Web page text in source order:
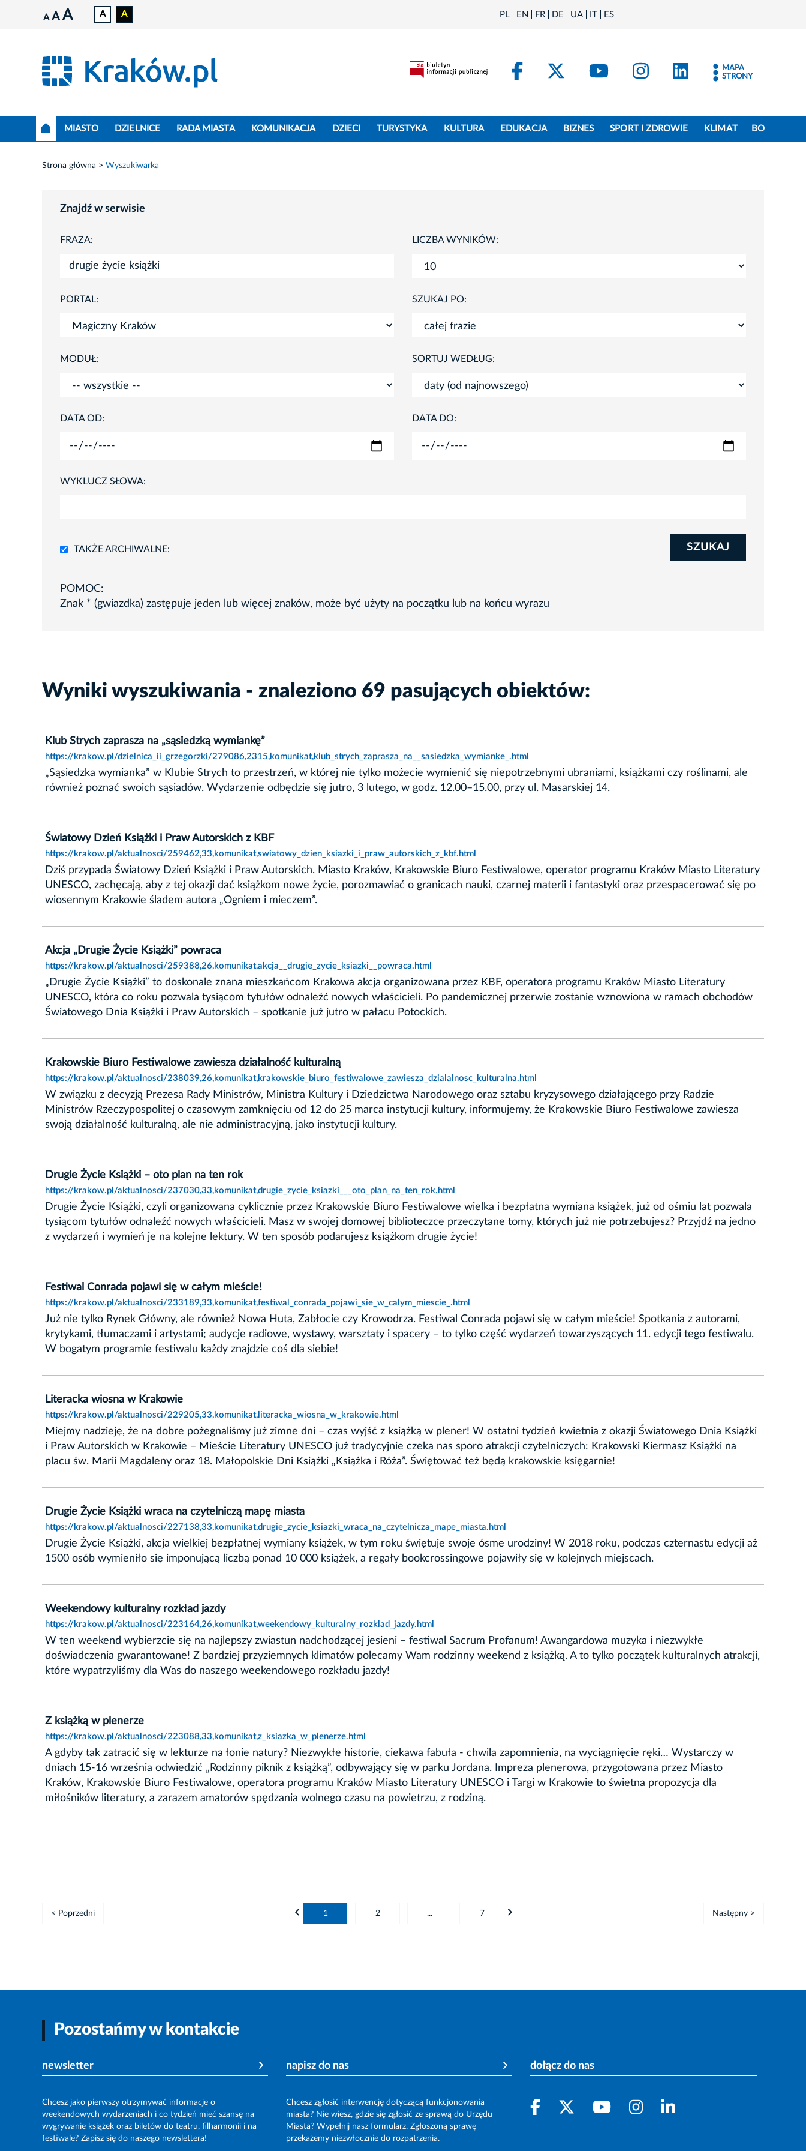
A A A A A PL EN FR DE UA IT ES
FacebookKraków - X
Kraków - YouTube
Kraków - Instagram
Kraków -
MAPA
STRONY
MIASTO DZIELNICE RADA MIASTA KOMUNIKACJA DZIECI TURYSTYKA KULTURA EDUKACJA BIZNES SPORT I ZDROWIE KLIMAT BO
Strona główna Wyszukiwarka
Znajdź w serwisie
FRAZA: LICZBA WYNIKÓW:
PORTAL: SZUKAJ PO:
MODUŁ: SORTUJ WEDŁUG:
DATA OD: DATA DO:
WYKLUCZ SŁOWA:
TAKŻE ARCHIWALNE: SZUKAJ
POMOC:
Znak * (gwiazdka) zastępuje jeden lub więcej znaków, może być użyty na początku lub na końcu wyrazu
Wyniki wyszukiwania - znaleziono 69 pasujących obiektów:
Klub Strych zaprasza na „sąsiedzką wymiankę”
https://krakow.pl/dzielnica_ii_grzegorzki/279086,2315,komunikat,klub_strych_zaprasza_na__sasiedzka_wymianke_.html
„Sąsiedzka wymianka” w Klubie Strych to przestrzeń, w której nie tylko możecie wymienić się niepotrzebnymi ubraniami, książkami czy roślinami, ale
również poznać swoich sąsiadów. Wydarzenie odbędzie się jutro, 3 lutego, w godz. 12.00–15.00, przy ul. Masarskiej 14.
Światowy Dzień Książki i Praw Autorskich z KBF
https://krakow.pl/aktualnosci/259462,33,komunikat,swiatowy_dzien_ksiazki_i_praw_autorskich_z_kbf.html
Dziś przypada Światowy Dzień Książki i Praw Autorskich. Miasto Kraków, Krakowskie Biuro Festiwalowe, operator programu Kraków Miasto Literatury
UNESCO, zachęcają, aby z tej okazji dać książkom nowe życie, porozmawiać o granicach nauki, czarnej materii i fantastyki oraz przespacerować się po
wiosennym Krakowie śladem autora „Ogniem i mieczem”.
Akcja „Drugie Życie Książki” powraca
https://krakow.pl/aktualnosci/259388,26,komunikat,akcja__drugie_zycie_ksiazki__powraca.html
„Drugie Życie Książki” to doskonale znana mieszkańcom Krakowa akcja organizowana przez KBF, operatora programu Kraków Miasto Literatury
UNESCO, która co roku pozwala tysiącom tytułów odnaleźć nowych właścicieli. Po pandemicznej przerwie zostanie wznowiona w ramach obchodów
Światowego Dnia Książki i Praw Autorskich – spotkanie już jutro w pałacu Potockich.
Krakowskie Biuro Festiwalowe zawiesza działalność kulturalną
https://krakow.pl/aktualnosci/238039,26,komunikat,krakowskie_biuro_festiwalowe_zawiesza_dzialalnosc_kulturalna.html
W związku z decyzją Prezesa Rady Ministrów, Ministra Kultury i Dziedzictwa Narodowego oraz sztabu kryzysowego działającego przy Radzie
Ministrów Rzeczypospolitej o czasowym zamknięciu od 12 do 25 marca instytucji kultury, informujemy, że Krakowskie Biuro Festiwalowe zawiesza
swoją działalność kulturalną, ale nie administracyjną, jako instytucji kultury.
Drugie Życie Książki – oto plan na ten rok
https://krakow.pl/aktualnosci/237030,33,komunikat,drugie_zycie_ksiazki___oto_plan_na_ten_rok.html
Drugie Życie Książki, czyli organizowana cyklicznie przez Krakowskie Biuro Festiwalowe wielka i bezpłatna wymiana książek, już od ośmiu lat pozwala
tysiącom tytułów odnaleźć nowych właścicieli. Masz w swojej domowej biblioteczce przeczytane tomy, których już nie potrzebujesz? Przyjdź na jedno
z wydarzeń i wymień je na kolejne lektury. W ten sposób podarujesz książkom drugie życie!
Festiwal Conrada pojawi się w całym mieście!
https://krakow.pl/aktualnosci/233189,33,komunikat,festiwal_conrada_pojawi_sie_w_calym_miescie_.html
Już nie tylko Rynek Główny, ale również Nowa Huta, Zabłocie czy Krowodrza. Festiwal Conrada pojawi się w całym mieście! Spotkania z autorami,
krytykami, tłumaczami i artystami; audycje radiowe, wystawy, warsztaty i spacery – to tylko część wydarzeń towarzyszących 11. edycji tego festiwalu.
W bogatym programie festiwalu każdy znajdzie coś dla siebie!
Literacka wiosna w Krakowie
https://krakow.pl/aktualnosci/229205,33,komunikat,literacka_wiosna_w_krakowie.html
Miejmy nadzieję, że na dobre pożegnaliśmy już zimne dni – czas wyjść z książką w plener! W ostatni tydzień kwietnia z okazji Światowego Dnia Książki
i Praw Autorskich w Krakowie – Mieście Literatury UNESCO już tradycyjnie czeka nas sporo atrakcji czytelniczych: Krakowski Kiermasz Książki na
placu św. Marii Magdaleny oraz 18. Małopolskie Dni Książki „Książka i Róża”. Świętować też będą krakowskie księgarnie!
Drugie Życie Książki wraca na czytelniczą mapę miasta
https://krakow.pl/aktualnosci/227138,33,komunikat,drugie_zycie_ksiazki_wraca_na_czytelnicza_mape_miasta.html
Drugie Życie Książki, akcja wielkiej bezpłatnej wymiany książek, w tym roku świętuje swoje ósme urodziny! W 2018 roku, podczas czternastu edycji aż
1500 osób wymieniło się imponującą liczbą ponad 10 000 książek, a regały bookcrossingowe pojawiły się w kolejnych miejscach.
Weekendowy kulturalny rozkład jazdy
https://krakow.pl/aktualnosci/223164,26,komunikat,weekendowy_kulturalny_rozklad_jazdy.html
W ten weekend wybierzcie się na najlepszy zwiastun nadchodzącej jesieni – festiwal Sacrum Profanum! Awangardowa muzyka i niezwykłe
doświadczenia gwarantowane! Z bardziej przyziemnych klimatów polecamy Wam rodzinny weekend z książką. A to tylko początek kulturalnych atrakcji,
które wypatrzyliśmy dla Was do naszego weekendowego rozkładu jazdy!
Z książką w plenerze
https://krakow.pl/aktualnosci/223088,33,komunikat,z_ksiazka_w_plenerze.html
A gdyby tak zatracić się w lekturze na łonie natury? Niezwykłe historie, ciekawa fabuła - chwila zapomnienia, na wyciągnięcie ręki… Wystarczy w
dniach 15-16 września odwiedzić „Rodzinny piknik z książką”, odbywający się w parku Jordana. Impreza plenerowa, przygotowana przez Miasto
Kraków, Krakowskie Biuro Festiwalowe, operatora programu Kraków Miasto Literatury UNESCO i Targi w Krakowie to świetna propozycja dla
miłośników literatury, a zarazem amatorów spędzania wolnego czasu na powietrzu, z rodziną.
< Poprzedni 1 2 ... 7 Następny >
Pozostańmy w kontakcie
newsletter
Chcesz jako pierwszy otrzymywać informacje o
weekendowych wydarzeniach i co tydzień mieć szansę na
wygrywanie książek oraz biletów do teatru, filharmonii i na
festiwale? Zapisz się do naszego newslettera!
napisz do nas
Chcesz zgłosić interwencję dotyczącą funkcjonowania
miasta? Nie wiesz, gdzie się zgłosić ze sprawą do Urzędu
Miasta? Wypełnij nasz formularz. Zgłoszoną sprawę
przekażemy niezwłocznie do rozpatrzenia.
dołącz do nas